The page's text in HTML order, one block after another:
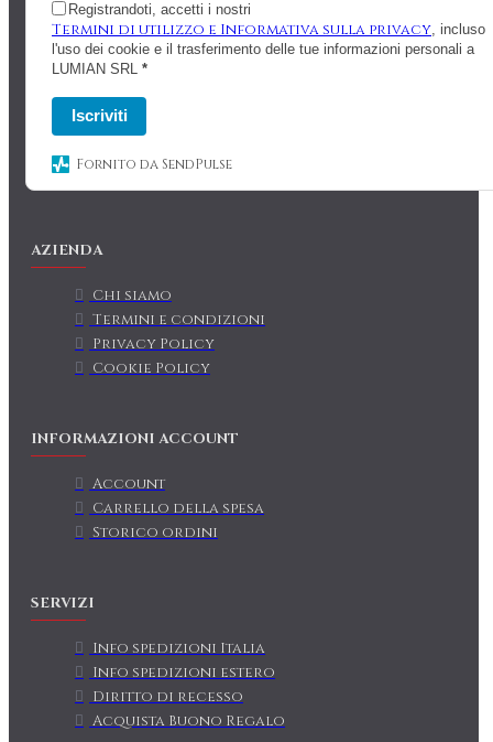
Registrandoti, accetti i nostri
Termini di utilizzo e Informativa sulla privacy, incluso
l'uso dei cookie e il trasferimento delle tue informazioni personali a
LUMIAN SRL *
Iscriviti
Fornito da SendPulse
AZIENDA
Chi siamo
Termini e condizioni
Privacy Policy
Cookie Policy
INFORMAZIONI ACCOUNT
Account
Carrello della spesa
Storico ordini
SERVIZI
Info spedizioni Italia
Info spedizioni estero
Diritto di recesso
Acquista Buono Regalo